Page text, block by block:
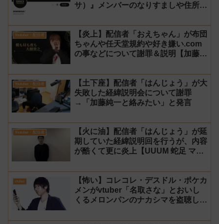
サ）』メンバーのなりすましや住所特
Youtuber・配信者
【炎上】配信者「おえちゃん」が布団
ちゃんや任天堂規約や好き嫌い.com
の事などについて謝罪＆説明【加藤純
Youtuber・配信者
【土下座】配信者「はんじょう」が大
失敗した経緯説明会について謝罪
→「加藤純一と絡みたい」と発言
Youtuber・配信者
【火に油】配信者「はんじょう」が延
期していた経緯説明回を行うが、内容
が酷くて更に炎上【UUUM 蛇足 マス
vtuber
【怖い】コレコレ・デスドル・ポケカ
メンがvtuber「名取さな」とおいし
くるメロンパンのナカシマを盗聴して